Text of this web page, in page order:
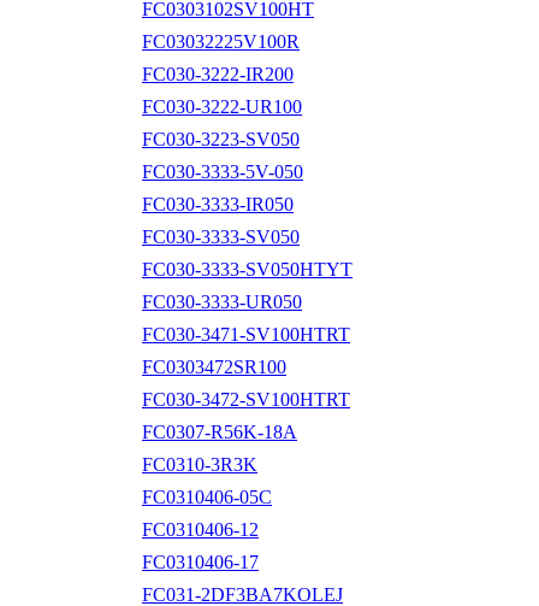
FC0303102SV100HT
FC03032225V100R
FC030-3222-IR200
FC030-3222-UR100
FC030-3223-SV050
FC030-3333-5V-050
FC030-3333-IR050
FC030-3333-SV050
FC030-3333-SV050HTYT
FC030-3333-UR050
FC030-3471-SV100HTRT
FC0303472SR100
FC030-3472-SV100HTRT
FC0307-R56K-18A
FC0310-3R3K
FC0310406-05C
FC0310406-12
FC0310406-17
FC031-2DF3BA7KOLEJ